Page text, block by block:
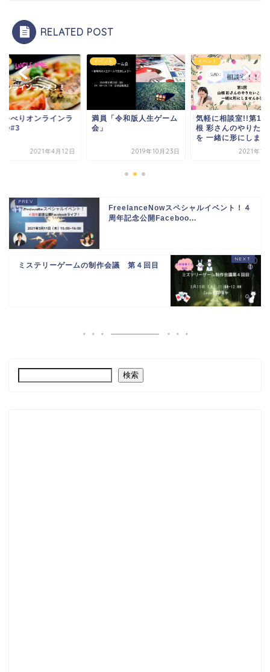
RELATED POST
ゃべりオンラインラ
会#3
2021年4月12日
イベント
満員「令和版人生ゲーム
会」
2019年10月23日
イベント
気軽に相談室!!第1
根 彩さんのやりたい
を 一緒に形にしま...
2021年1
FreelanceNowスペシャルイベント！４
周年記念公開Faceboo...
ミステリーゲームの制作会議 第４回目
検索